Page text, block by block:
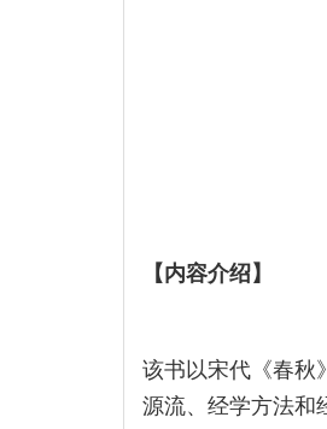
【内容介绍】
该书以宋代《春秋
源流、经学方法和